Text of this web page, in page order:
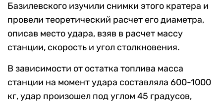
Базилевского изучили снимки этого кратера и
провели теоретический расчет его диаметра,
описав место удара, взяв в расчет массу
станции, скорость и угол столкновения.
В зависимости от остатка топлива масса
станции на момент удара составляла 600-1000
кг, удар произошел под углом 45 градусов,